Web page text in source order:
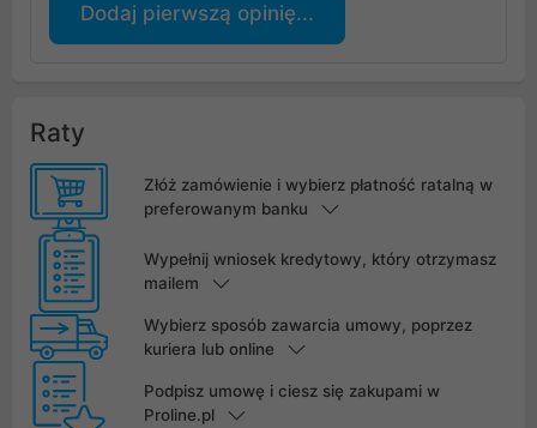
Dodaj pierwszą opinię...
Raty
Złóż zamówienie i wybierz płatność ratalną w
preferowanym banku
Wypełnij wniosek kredytowy, który otrzymasz
mailem
Wybierz sposób zawarcia umowy, poprzez
kuriera lub online
Podpisz umowę i ciesz się zakupami w
Proline.pl